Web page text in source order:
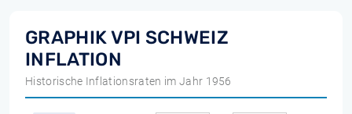
GRAPHIK VPI SCHWEIZ
INFLATION
Historische Inflationsraten im Jahr 1956